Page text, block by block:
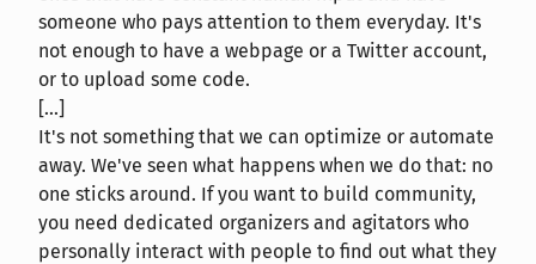
someone who pays attention to them everyday. It's
not enough to have a webpage or a Twitter account,
or to upload some code.
[...]
It's not something that we can optimize or automate
away. We've seen what happens when we do that: no
one sticks around. If you want to build community,
you need dedicated organizers and agitators who
personally interact with people to find out what they